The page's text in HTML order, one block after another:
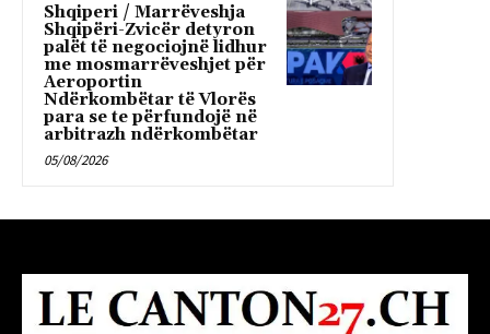
Shqiperi / Marrëveshja
Shqipëri-Zvicër detyron
palët të negociojnë lidhur
me mosmarrëveshjet për
Aeroportin
Ndërkombëtar të Vlorës
para se te përfundojë në
arbitrazh ndërkombëtar
05/08/2026